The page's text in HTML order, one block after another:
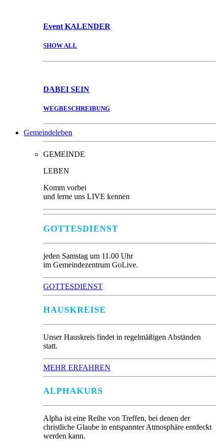
Event KALENDER
SHOW ALL
DABEI SEIN
WEGBESCHREIBUNG
Gemeindeleben
GEMEINDE
LEBEN
Komm vorbei
und lerne uns LIVE kennen
GOTTESDIENST
jeden Samstag um 11.00 Uhr
im Gemeindezentrum GoLive.
GOTTESDIENST
HAUSKREISE
Unser Hauskreis findet in regelmäßigen Abständen
statt.
MEHR ERFAHREN
ALPHAKURS
Alpha ist eine Reihe von Treffen, bei denen der
christliche Glaube in entspannter Atmosphäre entdeckt
werden kann.